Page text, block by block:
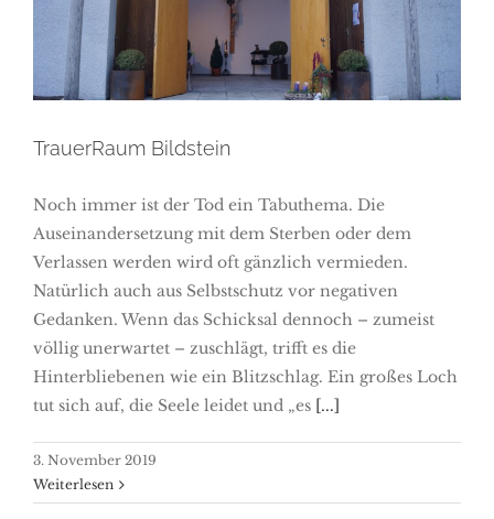
TrauerRaum Bildstein
TrauerRaum Bildstein
Noch immer ist der Tod ein Tabuthema. Die
Auseinandersetzung mit dem Sterben oder dem
Verlassen werden wird oft gänzlich vermieden.
Natürlich auch aus Selbstschutz vor negativen
Gedanken. Wenn das Schicksal dennoch – zumeist
völlig unerwartet – zuschlägt, trifft es die
Hinterbliebenen wie ein Blitzschlag. Ein großes Loch
tut sich auf, die Seele leidet und „es [...]
3. November 2019
Weiterlesen